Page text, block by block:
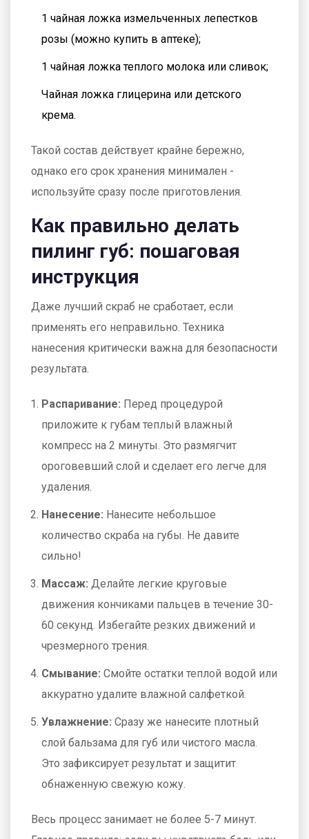
1 чайная ложка измельченных лепестков
розы (можно купить в аптеке);
1 чайная ложка теплого молока или сливок;
Чайная ложка глицерина или детского
крема.
Такой состав действует крайне бережно,
однако его срок хранения минимален -
используйте сразу после приготовления.
Как правильно делать
пилинг губ: пошаговая
инструкция
Даже лучший скраб не сработает, если
применять его неправильно. Техника
нанесения критически важна для безопасности
результата.
Распаривание: Перед процедурой
приложите к губам теплый влажный
компресс на 2 минуты. Это размягчит
ороговевший слой и сделает его легче для
удаления.
Нанесение: Нанесите небольшое
количество скраба на губы. Не давите
сильно!
Массаж: Делайте легкие круговые
движения кончиками пальцев в течение 30-
60 секунд. Избегайте резких движений и
чрезмерного трения.
Смывание: Смойте остатки теплой водой или
аккуратно удалите влажной салфеткой.
Увлажнение: Сразу же нанесите плотный
слой бальзама для губ или чистого масла.
Это зафиксирует результат и защитит
обнаженную свежую кожу.
Весь процесс занимает не более 5-7 минут.